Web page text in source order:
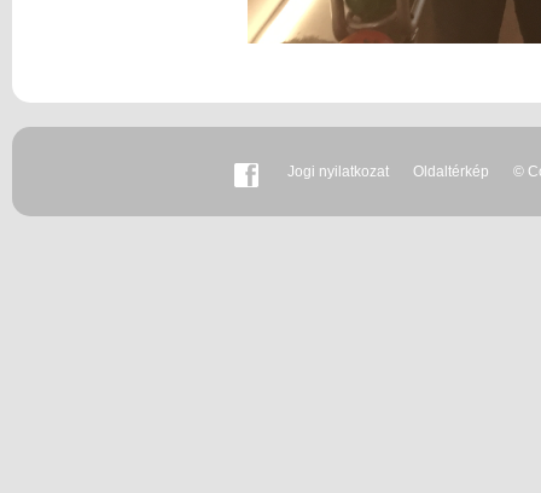
Jogi nyilatkozat Oldaltérkép ©